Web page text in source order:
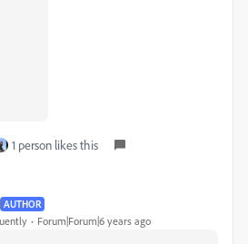
1 person likes this
AUTHOR
Forum|Forum|6 years ago